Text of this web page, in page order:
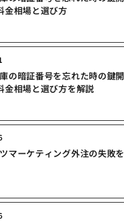
金相場と選び方
の暗証番号を忘れた時の鍵
金相場と選び方を解説
マーケティング外注の失敗